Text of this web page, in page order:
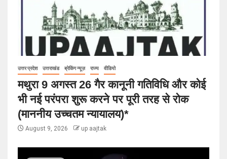
उत्तर प्रदेश उत्तराखंड ब्रेकिंग न्यूज़ राज्य वीडियो
मथुरा 9 अगस्त 26 गैर कानूनी गतिविधि और कोई
भी नई परंपरा शुरू करने पर पूरी तरह से रोक
(माननीय उच्चतम न्यायालय)*
August 9, 2026 up aajtak